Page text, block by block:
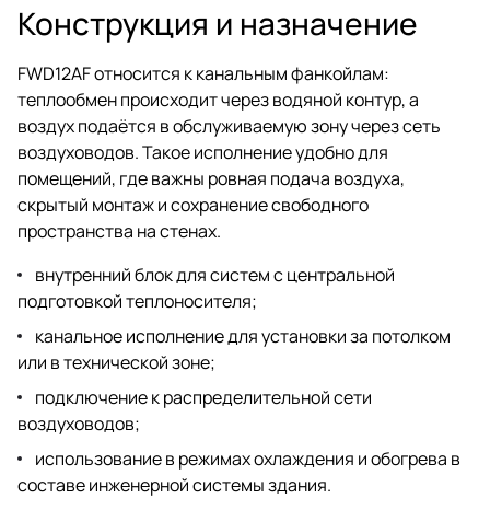
Конструкция и назначение
FWD12AF относится к канальным фанкойлам:
теплообмен происходит через водяной контур, а
воздух подаётся в обслуживаемую зону через сеть
воздуховодов. Такое исполнение удобно для
помещений, где важны ровная подача воздуха,
скрытый монтаж и сохранение свободного
пространства на стенах.
внутренний блок для систем с центральной
подготовкой теплоносителя;
канальное исполнение для установки за потолком
или в технической зоне;
подключение к распределительной сети
воздуховодов;
использование в режимах охлаждения и обогрева в
составе инженерной системы здания.